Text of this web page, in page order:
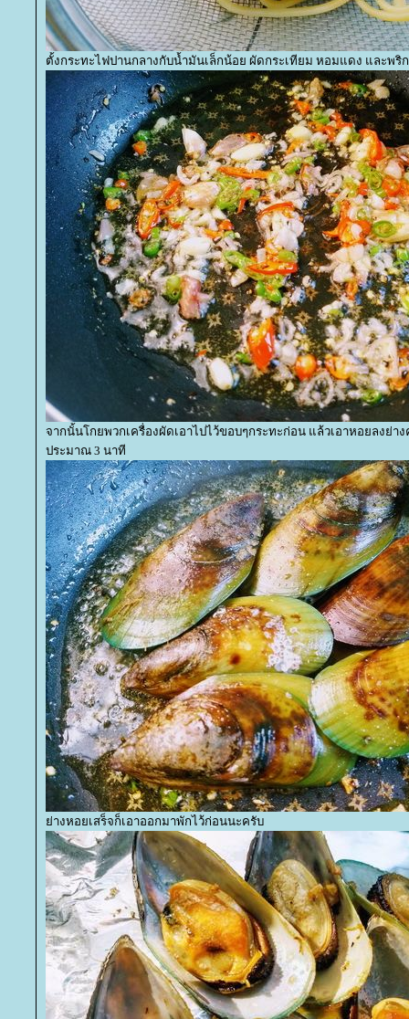
ตั้งกระทะไฟปานกลางกับน้ำมันเล็กน้อย ผัดกระเทียม หอมแดง และพ
จากนั้นโกยพวกเครื่องผัดเอาไปไว้ขอบๆกระทะก่อน แล้วเอาหอยลงย่า
ประมาณ 3 นาที
่างหอยเสร็จก็เอาออกมาพักไว้ก่อนนะครับ